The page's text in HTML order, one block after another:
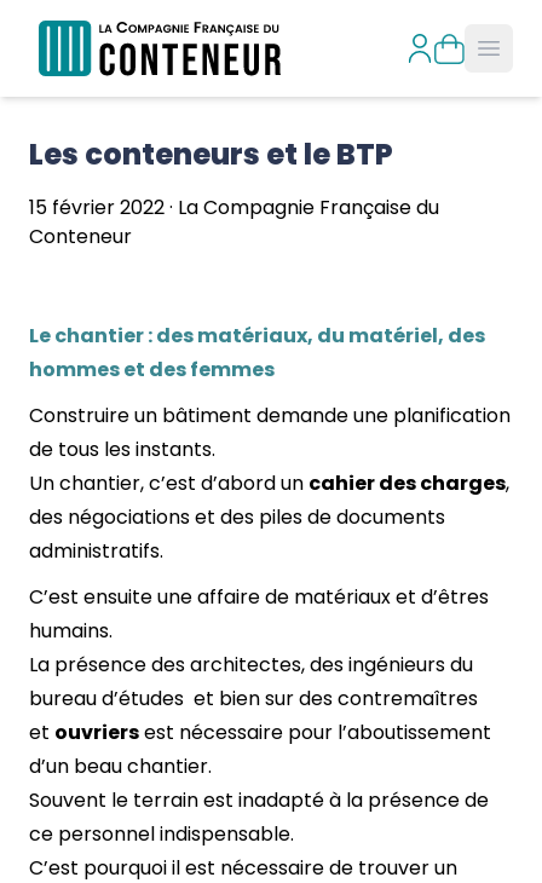
Les conteneurs et le BTP
15 février 2022· La Compagnie Française du
Conteneur
Le chantier : des matériaux, du matériel, des
hommes et des femmes
Construire un bâtiment demande une planification
de tous les instants.
Un chantier, c’est d’abord un cahier des charges,
des négociations et des piles de documents
administratifs.
C’est ensuite une affaire de matériaux et d’êtres
humains.
La présence des architectes, des ingénieurs du
bureau d’études et bien sur des contremaîtres
et ouvriersest nécessaire pour l’aboutissement
d’un beau chantier.
Souvent le terrain est inadapté à la présence de
ce personnel indispensable.
C’est pourquoi il est nécessaire de trouver un